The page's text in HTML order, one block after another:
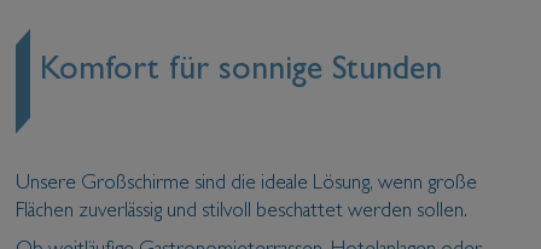
Komfort für sonnige Stunden
Unsere Großschirme sind die ideale Lösung, wenn große
Flächen zuverlässig und stilvoll beschattet werden sollen.